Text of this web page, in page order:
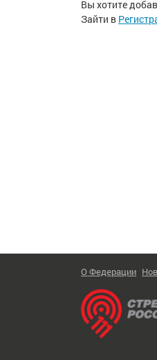
Вы хотите
Зайти в
О Федерации